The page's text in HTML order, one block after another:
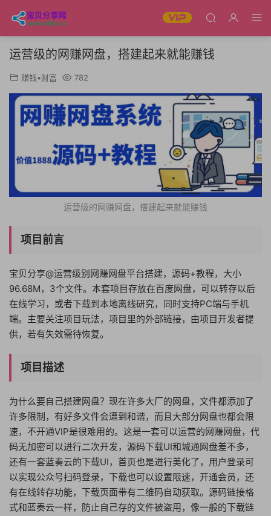
运营级的网赚网盘，搭建起来就能赚钱
赚钱•财富 782
运营级的网赚网盘，搭建起来就能赚钱
项目前言
宝贝分享@运营级别网赚网盘平台搭建，源码+教程，大小
96.68M，3个文件。本套项目存放在百度网盘，可以转存以后
在线学习，或者下载到本地离线研究，同时支持PC端与手机
端。主要关注项目玩法，项目里的外部链接，由项目开发者提
供，若有失效需待恢复。
项目描述
为什么要自己搭建网盘？现在许多大厂的网盘，文件都添加了
许多限制，有好多文件会遭到和谐，而且大部分网盘也都会限
速，不开通VIP是很难用的。这是一套可以运营的网赚网盘，代
码无加密可以进行二次开发，源码下载UI和城通网盘差不多，
还有一套蓝奏云的下载UI，首页也是进行美化了，用户登录可
以实现公众号扫码登录，下载也可以设置限速，开通会员，还
有在线转存功能，下载页面带有二维码自动获取。源码链接格
式和蓝奏云一样，防止自己存的文件被盗用，像一般的下载链